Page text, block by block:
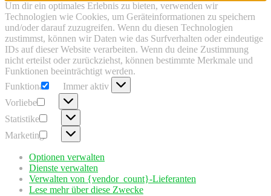
Um dir ein optimales Erlebnis zu bieten, verwenden wir
Technologien wie Cookies, um Geräteinformationen zu speichern
und/oder darauf zuzugreifen. Wenn du diesen Technologien
zustimmst, können wir Daten wie das Surfverhalten oder eindeutige
IDs auf dieser Website verarbeiten. Wenn du deine Zustimmung
nicht erteilst oder zurückziehst, können bestimmte Merkmale und
Funktionen beeinträchtigt werden.
Funktional
Funktional
Immer aktiv
Vorlieben
Vorlieben
Statistiken Statistiken
Marketing Marketing
Optionen verwalten
Dienste verwalten
Verwalten von {vendor_count}-Lieferanten
Lese mehr über diese Zwecke